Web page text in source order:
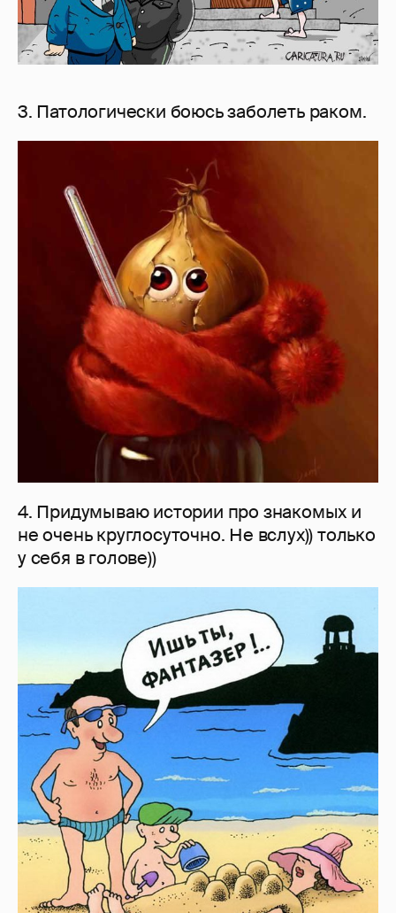
3. Патологически боюсь заболеть раком.
4. Придумываю истории про знакомых и
не очень круглосуточно. Не вслух)) только
у себя в голове))